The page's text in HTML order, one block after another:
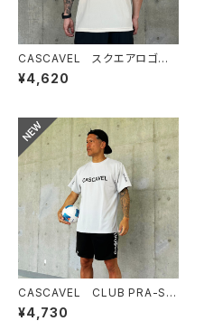
CASCAVEL スクエアロゴプラ
クティスシャツ ライトベージュ
¥4,620
CASCAVEL CLUB PRA-SHI
RT シルバーグレー
¥4,730